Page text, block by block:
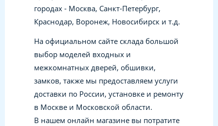
городах - Москва, Санкт-Петербург,
Краснодар, Воронеж, Новосибирск и т.д.
На официальном сайте склада большой
выбор моделей входных и
межкомнатных дверей, обшивки,
замков, также мы предоставляем услуги
доставки по России, установке и ремонту
в Москве и Московской области.
В нашем онлайн магазине вы потратите